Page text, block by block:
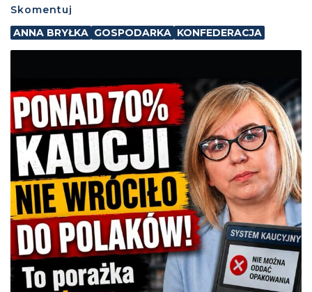
Skomentuj
ANNA BRYŁKA GOSPODARKA KONFEDERACJA